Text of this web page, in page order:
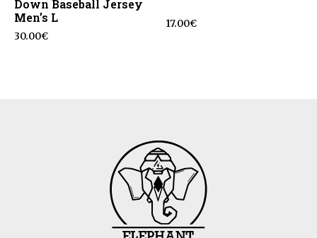
Down Baseball Jersey
Men’s L
30.00€
17.00€